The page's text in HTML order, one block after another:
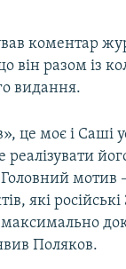
коментар
він разом із
видання.
це моє і Саші
реалізувати
мотив
які
Поляков.